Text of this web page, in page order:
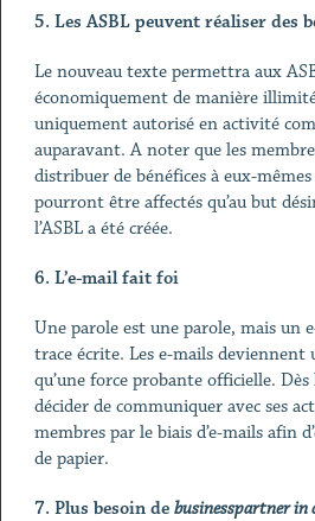
5. Les ASBL peuvent réaliser des
Le nouveau texte permettra aux
économiquement de manière
uniquement autorisé en activité
auparavant. A noter que les
distribuer de bénéfices à eux-
pourront être affectés qu’au but
l’ASBL a été créée.
6. L’e-mail fait foi
Une parole est une parole, mais un
trace écrite. Les e-mails deviennent
qu’une force probante officielle.
décider de communiquer avec ses
membres par le biais d’e-mails afin
de papier.
7. Plus besoin de businesspartner in